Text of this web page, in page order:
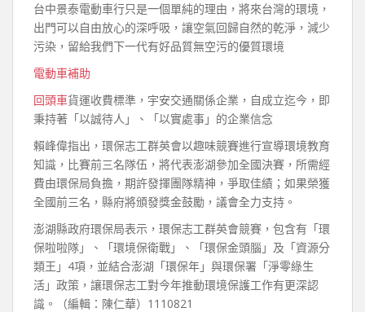
台中景泰電動車行只是一個單純的理由，將來台灣的環境，
出門可以自由放心的深呼吸，讓空氣回歸自然的乾淨，減少
污染，留給我們下一代有好品質無空污的優質環境
電動車補助
回頭車貨運收費標準，宇安交通關係企業，自成立迄今，即
秉持著「以誠待人」、「以實處事」的企業信念
賴峰偉指出，環保志工群英會以趣味競賽進行宣導環境教育
知識，比賽前三名隊伍，將代表澎湖參加全國決賽，所需經
費由環保局負擔，期許發揮團隊精神，爭取佳績；如果榮獲
全國前三名，縣府將頒發獎金鼓勵，議會全力支持。
澎湖縣政府環保局表示，環保志工群英會競賽，包含有「環
保啦啦隊」、「環境保衛戰」、「環保金頭腦」及「資源分
類王」4項，並結合澎湖「環保年」與環保署「淨零綠生
活」政策，讓環保志工對今年推動環境保護工作有更深認
識。（編輯：陳仁華）1110821